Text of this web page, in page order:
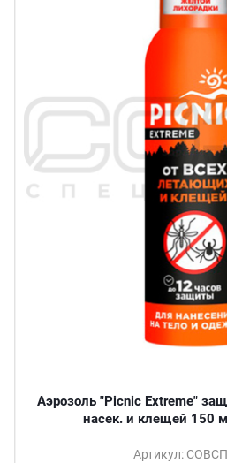
Аэрозоль "Picnic Extreme"
насек. и клещей 150
Артикул: